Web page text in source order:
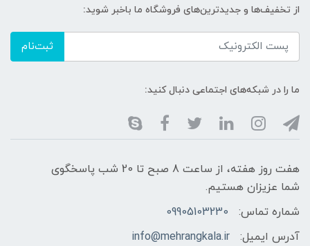
از تخفیف‌ها و جدیدترین‌های فروشگاه ما باخبر شوید:
ثبت‌نام
ما را در شبکه‌های اجتماعی دنبال کنید:
هفت روز هفته، از ساعت 8 صبح تا 20 شب پاسخگوی
شما عزیزان هستیم.
شماره تماس:
09905103230
آدرس ایمیل:
info@mehrangkala.ir